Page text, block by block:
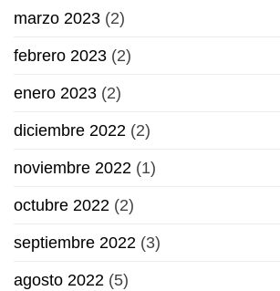
marzo 2023 (2)
febrero 2023 (2)
enero 2023 (2)
diciembre 2022 (2)
noviembre 2022 (1)
octubre 2022 (2)
septiembre 2022 (3)
agosto 2022 (5)